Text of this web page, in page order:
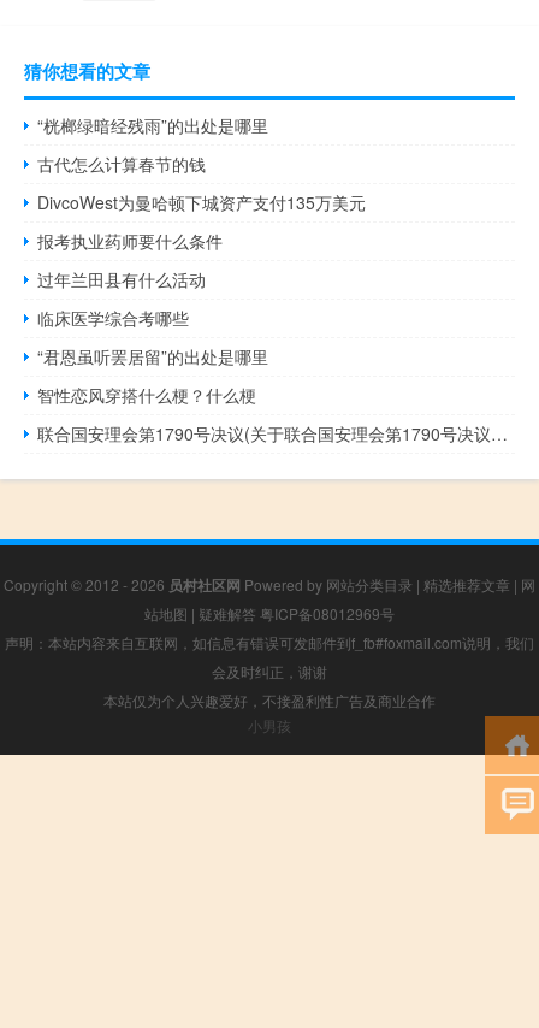
猜你想看的文章
“桄榔绿暗经残雨”的出处是哪里
古代怎么计算春节的钱
DivcoWest为曼哈顿下城资产支付135万美元
报考执业药师要什么条件
过年兰田县有什么活动
临床医学综合考哪些
“君恩虽听罢居留”的出处是哪里
智性恋风穿搭什么梗？什么梗
联合国安理会第1790号决议(关于联合国安理会第1790号决议简述)
Copyright © 2012 - 2026 员村社区网 Powered by 网站分类目录 | 精选推荐文章 | 网
站地图 | 疑难解答 粤ICP备08012969号
声明：本站内容来自互联网，如信息有错误可发邮件到f_fb#foxmail.com说明，我们
会及时纠正，谢谢
本站仅为个人兴趣爱好，不接盈利性广告及商业合作
小男孩